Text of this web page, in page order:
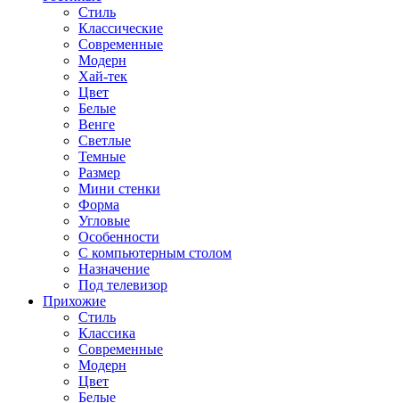
Стиль
Классические
Современные
Модерн
Хай-тек
Цвет
Белые
Венге
Светлые
Темные
Размер
Мини стенки
Форма
Угловые
Особенности
С компьютерным столом
Назначение
Под телевизор
Прихожие
Стиль
Классика
Современные
Модерн
Цвет
Белые